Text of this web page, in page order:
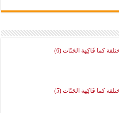
كما فَاكِهة الجَنّات (6)
كما فَاكِهة الجَنّات (5)